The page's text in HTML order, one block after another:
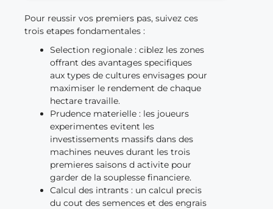
Pour reussir vos premiers pas, suivez ces
trois etapes fondamentales :
Selection regionale : ciblez les zones
offrant des avantages specifiques
aux types de cultures envisages pour
maximiser le rendement de chaque
hectare travaille.
Prudence materielle : les joueurs
experimentes evitent les
investissements massifs dans des
machines neuves durant les trois
premieres saisons d activite pour
garder de la souplesse financiere.
Calcul des intrants : un calcul precis
du cout des semences et des engrais